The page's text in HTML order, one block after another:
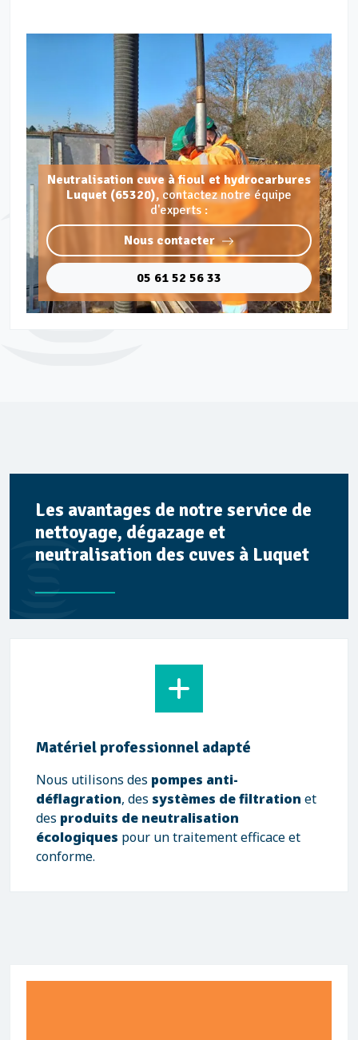
Neutralisation cuve à fioul et hydrocarbures
Luquet (65320), contactez notre équipe
d'experts :
Nous contacter
05 61 52 56 33
Les avantages de notre service de
nettoyage, dégazage et
neutralisation des cuves à Luquet
Matériel professionnel adapté
Nous utilisons des pompes anti-
déflagration, des systèmes de filtration et
des produits de neutralisation
écologiques pour un traitement efficace et
conforme.